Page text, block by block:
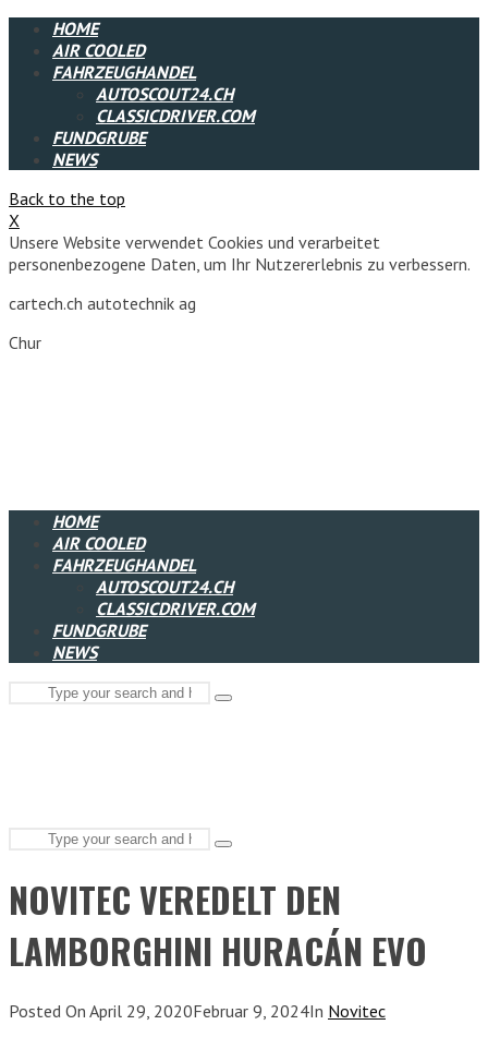
HOME
AIR COOLED
FAHRZEUGHANDEL
AUTOSCOUT24.CH
CLASSICDRIVER.COM
FUNDGRUBE
NEWS
Back to the top
X
Unsere Website verwendet Cookies und verarbeitet
personenbezogene Daten, um Ihr Nutzererlebnis zu verbessern.
cartech.ch autotechnik ag
Chur
HOME
AIR COOLED
FAHRZEUGHANDEL
AUTOSCOUT24.CH
CLASSICDRIVER.COM
FUNDGRUBE
NEWS
Search
Type
Search
Type
hit
enter
NOVITEC VEREDELT DEN
LAMBORGHINI HURACÁN EVO
Posted On April 29, 2020Februar 9, 2024In Novitec